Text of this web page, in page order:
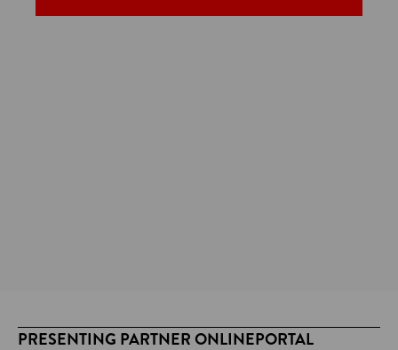
PRESENTING PARTNER ONLINEPORTAL